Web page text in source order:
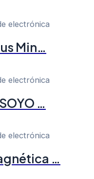
electrónica
Min…
electrónica
…
electrónica
…